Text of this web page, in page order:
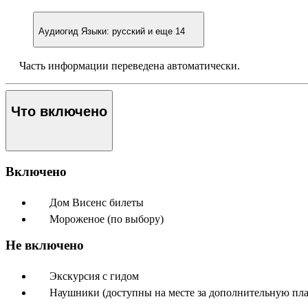
Аудиогид Языки: русский и еще 14
Часть информации переведена автоматически.
Что включено
Включено
Дом Висенс билеты
Мороженое (по выбору)
Не включено
Экскурсия с гидом
Наушники (доступны на месте за дополнительную